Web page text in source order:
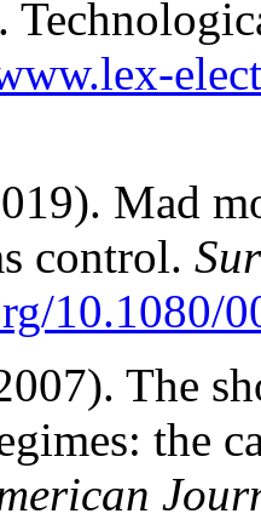
Mad
control.
10.1080/
The
the